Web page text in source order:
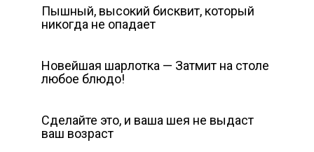
Пышный, высокий бисквит, который
никогда не опадает
Новейшая шарлотка — Затмит на столе
любое блюдо!
Сделайте это, и ваша шея не выдаст
ваш возраст